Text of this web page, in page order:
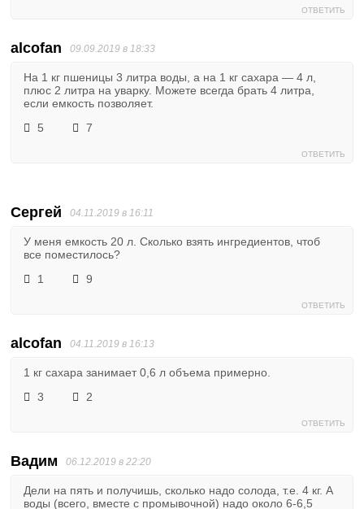
ОТВЕТИТЬ
alcofan 09.09.2019 в 18:33
На 1 кг пшеницы 3 литра воды, а на 1 кг сахара — 4 л,
плюс 2 литра на уварку. Можете всегда брать 4 литра,
если емкость позволяет.
5
7
ОТВЕТИТЬ
Сергей 04.11.2019 в 16:11
У меня емкость 20 л. Сколько взять ингредиентов, чтоб
все поместилось?
1
9
ОТВЕТИТЬ
alcofan 04.11.2019 в 16:13
1 кг сахара занимает 0,6 л объема примерно.
3
2
ОТВЕТИТЬ
Вадим 06.12.2019 в 22:20
Дели на пять и получишь, сколько надо солода, т.е. 4 кг. А
воды (всего, вместе с промывочной) надо около 6-6,5